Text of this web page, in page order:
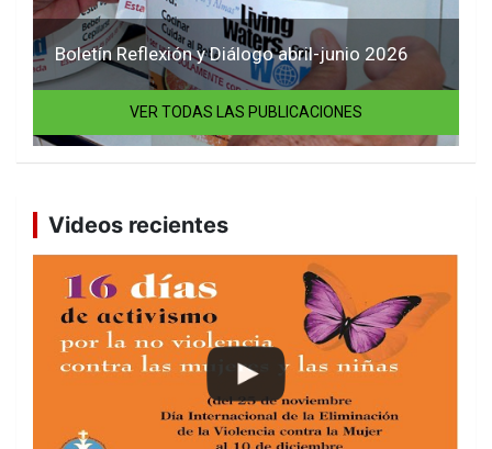
Boletín Reflexión y Diálogo abril-junio 2026
VER TODAS LAS PUBLICACIONES
Videos recientes